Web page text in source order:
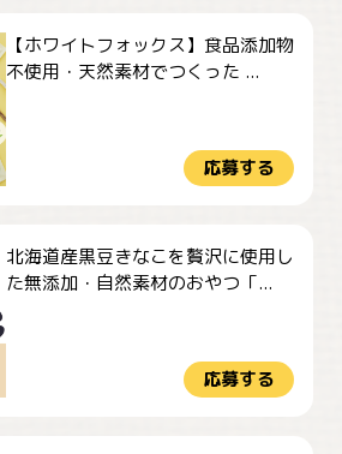
【ホワイトフォックス】食品添加物
不使用・天然素材でつくった ...
応募する
北海道産黒豆きなこを贅沢に使用し
た無添加・自然素材のおやつ「...
応募する